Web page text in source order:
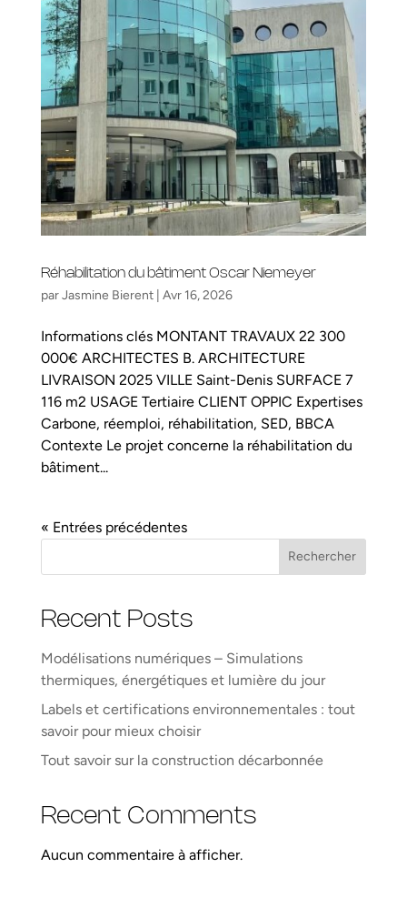
Réhabilitation du bâtiment Oscar Niemeyer
parJasmine Bierent| Avr 16, 2026
Informations clés MONTANT TRAVAUX 22 300
000€ ARCHITECTES B. ARCHITECTURE
LIVRAISON 2025 VILLE Saint-Denis SURFACE 7
116 m2 USAGE Tertiaire CLIENT OPPIC Expertises
Carbone, réemploi, réhabilitation, SED, BBCA
Contexte Le projet concerne la réhabilitation du
bâtiment...
« Entrées précédentes
Rechercher
Recent Posts
Modélisations numériques – Simulations
thermiques, énergétiques et lumière du jour
Labels et certifications environnementales : tout
savoir pour mieux choisir
Tout savoir sur la construction décarbonnée
Recent Comments
Aucun commentaire à afficher.